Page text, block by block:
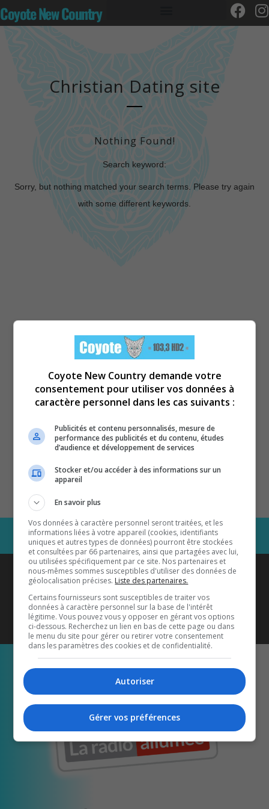
Coyote New Country
Christian Dating site
Nothing Found!
Search keyword:
Sorry, but nothing matched your search terms. Please try again
with some different keywords.
Coyote New Countryest diffusé
également sur1033 HD2
Écoutez-nous aussi sur…
Coyote New Country demande votre
consentement pour utiliser vos données à
caractère personnel dans les cas suivants :
Publicités et contenu personnalisés, mesure de
performance des publicités et du contenu, études
d’audience et développement de services
Stocker et/ou accéder à des informations sur un
appareil
En savoir plus
Vos données à caractère personnel seront traitées, et les
informations liées à votre appareil (cookies, identifiants
uniques et autres types de données) pourront être stockées
et consultées par 66 partenaires, ainsi que partagées avec lui,
ou utilisées spécifiquement par ce site. Nos partenaires et
nous-mêmes sommes susceptibles d'utiliser des données de
géolocalisation précises. Liste des partenaires.
Certains fournisseurs sont susceptibles de traiter vos
données à caractère personnel sur la base de l'intérêt
légitime. Vous pouvez vous y opposer en gérant vos options
ci-dessous. Recherchez un lien en bas de cette page ou dans
le menu du site pour gérer ou retirer votre consentement
dans les paramètres des cookies et de confidentialité.
Autoriser
Gérer vos préférences